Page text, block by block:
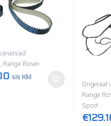
Range Rover
sis KM
Originaal
Range
Sport
€